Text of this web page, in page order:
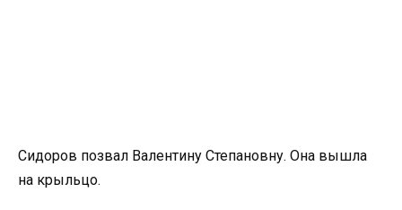
Сидоров позвал Валентину Степановну. Она вышла
на крыльцо.